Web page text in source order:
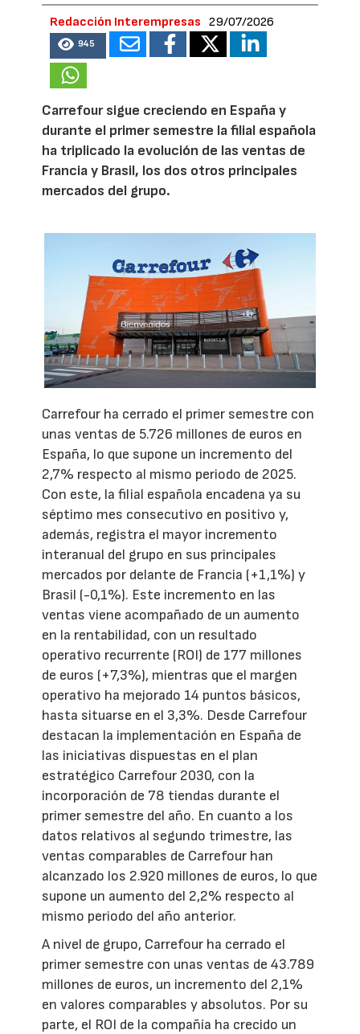
Redacción Interempresas 29/07/2026
945
Carrefour sigue creciendo en España y
durante el primer semestre la filial española
ha triplicado la evolución de las ventas de
Francia y Brasil, los dos otros principales
mercados del grupo.
Carrefour ha cerrado el primer semestre con
unas ventas de 5.726 millones de euros en
España, lo que supone un incremento del
2,7% respecto al mismo periodo de 2025.
Con este, la filial española encadena ya su
séptimo mes consecutivo en positivo y,
además, registra el mayor incremento
interanual del grupo en sus principales
mercados por delante de Francia (+1,1%) y
Brasil (-0,1%). Este incremento en las
ventas viene acompañado de un aumento
en la rentabilidad, con un resultado
operativo recurrente (ROI) de 177 millones
de euros (+7,3%), mientras que el margen
operativo ha mejorado 14 puntos básicos,
hasta situarse en el 3,3%. Desde Carrefour
destacan la implementación en España de
las iniciativas dispuestas en el plan
estratégico Carrefour 2030, con la
incorporación de 78 tiendas durante el
primer semestre del año. En cuanto a los
datos relativos al segundo trimestre, las
ventas comparables de Carrefour han
alcanzado los 2.920 millones de euros, lo que
supone un aumento del 2,2% respecto al
mismo periodo del año anterior.
A nivel de grupo, Carrefour ha cerrado el
primer semestre con unas ventas de 43.789
millones de euros, un incremento del 2,1%
en valores comparables y absolutos. Por su
parte, el ROI de la compañía ha crecido un